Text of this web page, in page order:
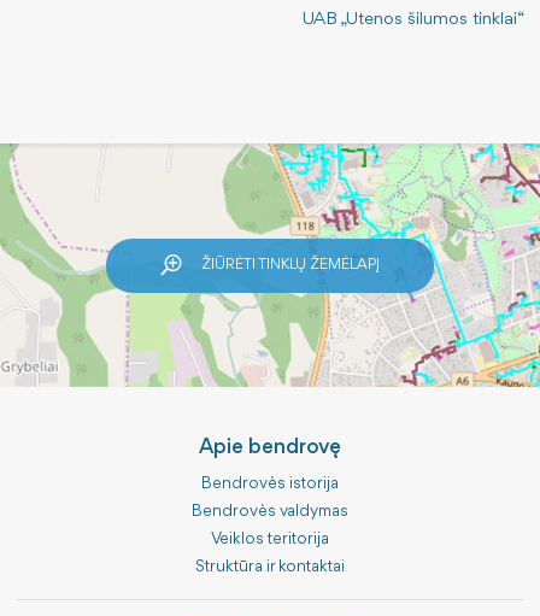
UAB „Utenos šilumos tinklai“
ŽIŪRĖTI TINKLŲ ŽEMĖLAPĮ
Apie bendrovę
Bendrovės istorija
Bendrovės valdymas
Veiklos teritorija
Struktūra ir kontaktai